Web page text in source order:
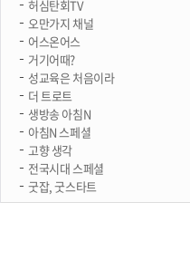
허심탄회TV
오만가지 채널
어스온어스
거기어때?
성교육은 처음이라
더 트로트
생방송 아침N
아침N 스페셜
고향 생각
전국시대 스페셜
굿잡, 굿스타트